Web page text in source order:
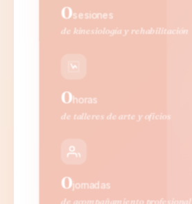
0sesiones
de kinesiología y rehabilitación
0horas
de talleres de arte y oficios
0jornadas
de acompañamiento profesional